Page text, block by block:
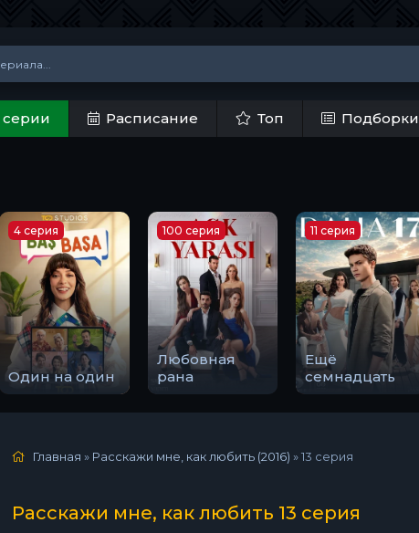
Расписание Топ Подборки
Один на один
4 серия
Любовная
рана
100 серия
Ещё
семнадцать
11 серия
Главная » Расскажи мне, как любить (2016) »13 серия
Расскажи мне, как любить 13 серия